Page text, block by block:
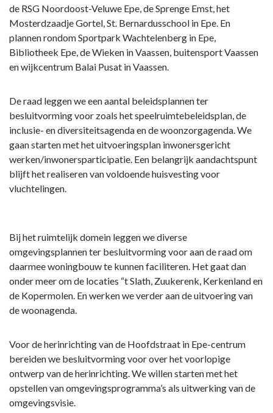
de RSG Noordoost-Veluwe Epe, de Sprenge Emst, het
Mosterdzaadje Gortel, St. Bernardusschool in Epe. En
plannen rondom Sportpark Wachtelenberg in Epe,
Bibliotheek Epe, de Wieken in Vaassen, buitensport Vaassen
en wijkcentrum Balai Pusat in Vaassen.
De raad leggen we een aantal beleidsplannen ter
besluitvorming voor zoals het speelruimtebeleidsplan, de
inclusie- en diversiteitsagenda en de woonzorgagenda. We
gaan starten met het uitvoeringsplan inwonersgericht
werken/inwonersparticipatie. Een belangrijk aandachtspunt
blijft het realiseren van voldoende huisvesting voor
vluchtelingen.
Bij het ruimtelijk domein leggen we diverse
omgevingsplannen ter besluitvorming voor aan de raad om
daarmee woningbouw te kunnen faciliteren. Het gaat dan
onder meer om de locaties “t Slath, Zuukerenk, Kerkenland en
de Kopermolen. En werken we verder aan de uitvoering van
de woonagenda.
Voor de herinrichting van de Hoofdstraat in Epe-centrum
bereiden we besluitvorming voor over het voorlopige
ontwerp van de herinrichting. We willen starten met het
opstellen van omgevingsprogramma’s als uitwerking van de
omgevingsvisie.